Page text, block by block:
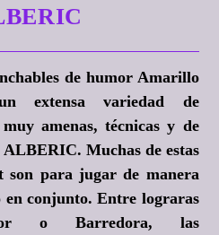
de humor Amarillo
extensa variedad de
amenas, técnicas y de
Muchas de estas
son para jugar de manera
conjunto. Entre lograras
o Barredora, las